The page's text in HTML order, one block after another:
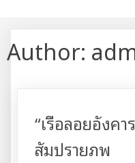
content
Author:
“เรือลอยอังค
สัมปรายภพ